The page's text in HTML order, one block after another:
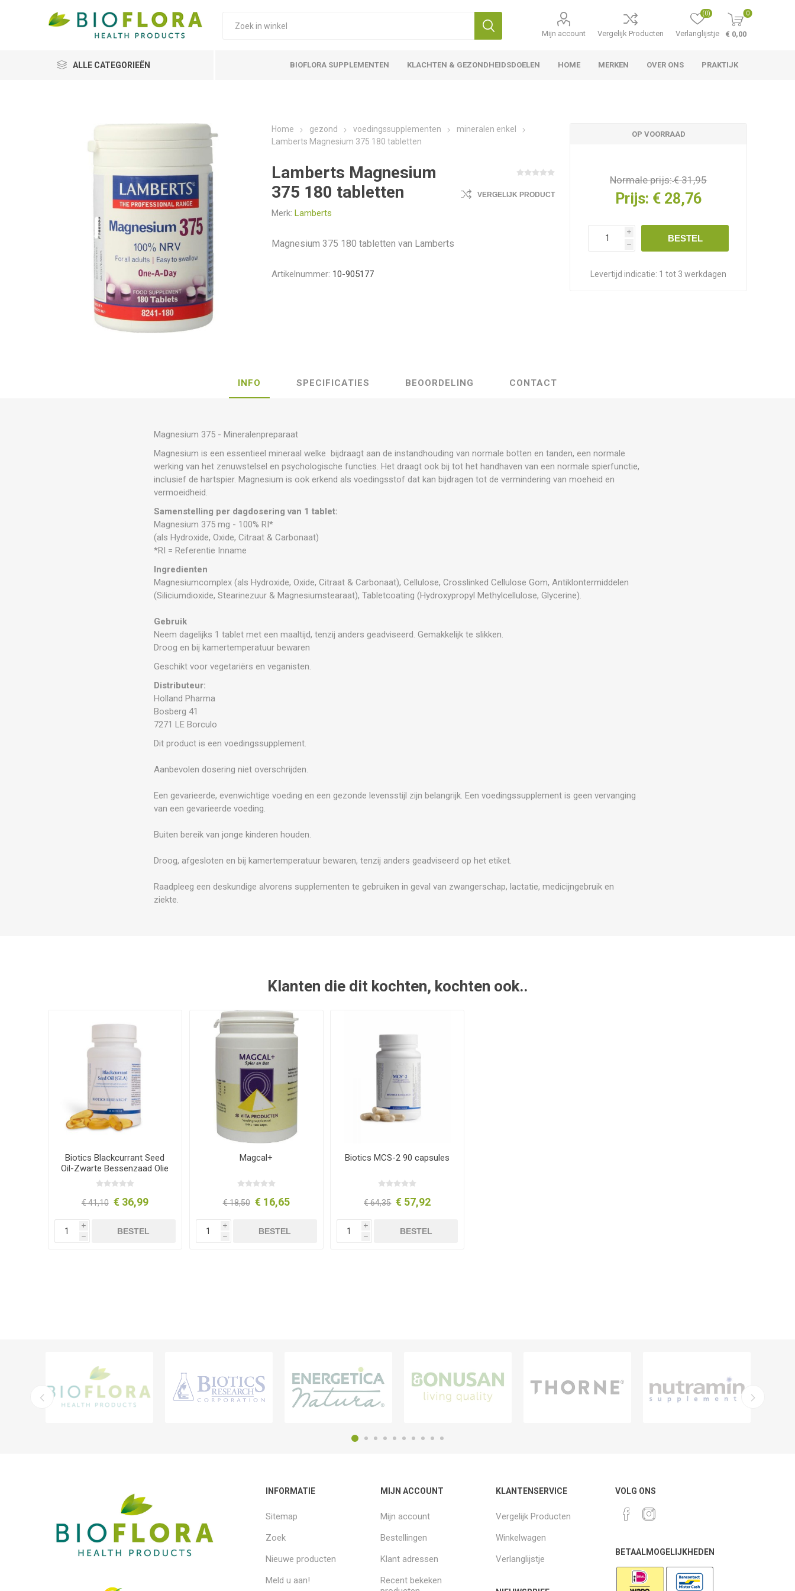
Mijn account Vergelijk Producten Verlanglijstje
(0) 0
€ 0,00
ALLE CATEGORIEËN BIOFLORA SUPPLEMENTEN KLACHTEN & GEZONDHEIDSDOELEN HOME MERKEN OVER ONS PRAKTIJK
Home gezond voedingssupplementen
mineralen enkel
Lamberts Magnesium 375 180 tabletten
Lamberts Magnesium
375 180 tabletten
Merk: Lamberts
VERGELIJK PRODUCT
Magnesium 375 180 tabletten van Lamberts
Artikelnummer: 10-905177
OP VOORRAAD
Normale prijs:€ 31,95
Prijs: € 28,76
i
h
BESTEL
Levertijd indicatie: 1 tot 3 werkdagen
INFO SPECIFICATIES BEOORDELING CONTACT
Magnesium 375 - Mineralenpreparaat
Magnesium is een essentieel mineraal welke bijdraagt aan de instandhouding van normale botten en tanden, een normale
werking van het zenuwstelsel en psychologische functies. Het draagt ook bij tot het handhaven van een normale spierfunctie,
inclusief de hartspier. Magnesium is ook erkend als voedingsstof dat kan bijdragen tot de vermindering van moeheid en
vermoeidheid.
Samenstelling per dagdosering van 1 tablet:
Magnesium 375 mg - 100% RI*
(als Hydroxide, Oxide, Citraat & Carbonaat)
*RI = Referentie Inname
Ingredienten
Magnesiumcomplex (als Hydroxide, Oxide, Citraat & Carbonaat), Cellulose, Crosslinked Cellulose Gom, Antiklontermiddelen
(Siliciumdioxide, Stearinezuur & Magnesiumstearaat), Tabletcoating (Hydroxypropyl Methylcellulose, Glycerine).
Gebruik
Neem dagelijks 1 tablet met een maaltijd, tenzij anders geadviseerd. Gemakkelijk te slikken.
Droog en bij kamertemperatuur bewaren
Geschikt voor vegetariërs en veganisten.
Distributeur:
Holland Pharma
Bosberg 41
7271 LE Borculo
Dit product is een voedingssupplement.
Aanbevolen dosering niet overschrijden.
Een gevarieerde, evenwichtige voeding en een gezonde levensstijl zijn belangrijk. Een voedingssupplement is geen vervanging
van een gevarieerde voeding.
Buiten bereik van jonge kinderen houden.
Droog, afgesloten en bij kamertemperatuur bewaren, tenzij anders geadviseerd op het etiket.
Raadpleeg een deskundige alvorens supplementen te gebruiken in geval van zwangerschap, lactatie, medicijngebruik en
ziekte.
Klanten die dit kochten, kochten ook..
Biotics Blackcurrant Seed
Oil-Zwarte Bessenzaad Olie
535 mg 60 softgels
€ 41,10 € 36,99
i
h
BESTEL
Magcal+
€ 18,50 € 16,65
i
h
BESTEL
Biotics MCS-2 90 capsules
€ 64,35 € 57,92
i
h
BESTEL
INFORMATIE
Sitemap
Zoek
Nieuwe producten
Meld u aan!
MIJN ACCOUNT
Mijn account
Bestellingen
Klant adressen
Recent bekeken
KLANTENSERVICE
Vergelijk Producten
Winkelwagen
Verlanglijstje
VOLG ONS
BETAALMOGELIJKHEDEN